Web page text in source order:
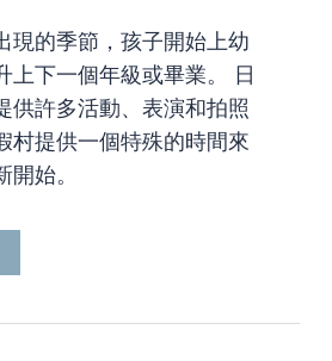
現的季節，孩子開始上幼
上下一個年級或畢業。 日
供許多活動、表演和拍照
村提供一個特殊的時間來
始。